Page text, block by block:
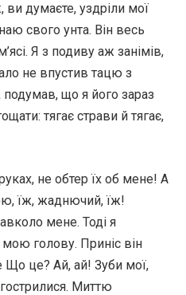
думаєте, уздріли мої
свого унта. Він весь
Я з подиву аж занімів,
не впустив тацю з
що я його зараз
тягає страви й тягає,
не обтер їх об мене! А
їж, жаднючий, їж!
мене. Тоді я
голову. Приніс він
Що це? Ай, ай! Зуби мої,
Миттю